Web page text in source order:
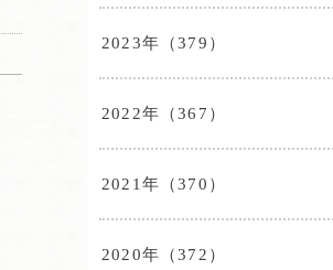
2023年（379）
2022年（367）
2021年（370）
2020年（372）